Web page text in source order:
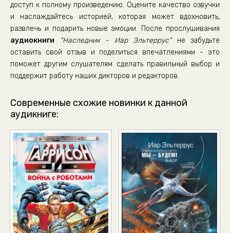
доступ к полному произведению. Оцените качество озвучки
и наслаждайтесь историей, которая может вдохновить,
развлечь и подарить новые эмоции. После прослушивания
аудиокниги
"Наследник - Иар Эльтеррус"не забудьте
оставить свой отзыв и поделиться впечатлениями - это
поможет другим слушателям сделать правильный выбор и
поддержит работу наших дикторов и редакторов.
Современные схожие новинки к данной
аудикниге: